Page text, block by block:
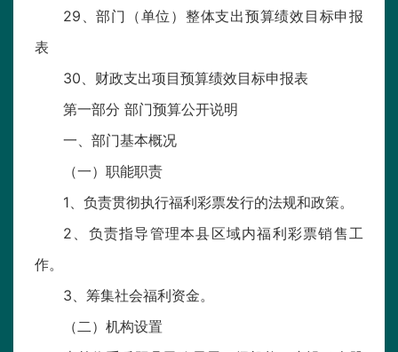
29、部门（单位）整体支出预算绩效目标申报
表
30、财政支出项目预算绩效目标申报表
第一部分 部门预算公开说明
一、部门基本概况
（一）职能职责
1、负责贯彻执行福利彩票发行的法规和政策。
2、负责指导管理本县区域内福利彩票销售工
作。
3、筹集社会福利资金。
（二）机构设置